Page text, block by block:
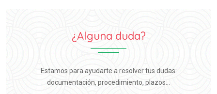
¿Alguna duda?
Estamos para ayudarte a resolver tus dudas:
documentación, procedimiento, plazos...